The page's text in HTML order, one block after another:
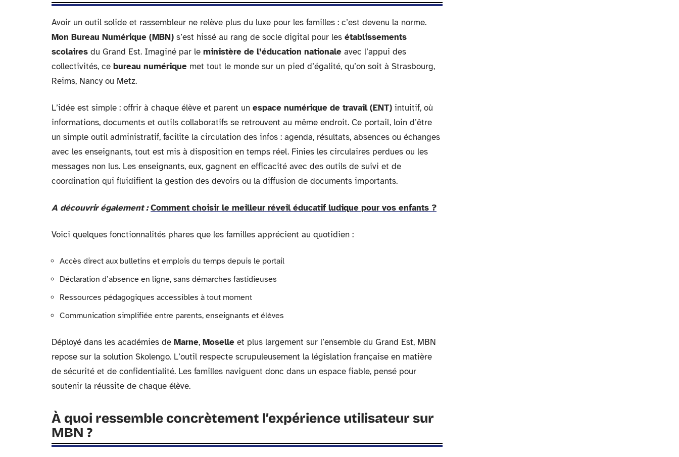
Avoir un outil solide et rassembleur ne relève plus du luxe pour les familles : c’est devenu la norme.
Mon Bureau Numérique (MBN) s’est hissé au rang de socle digital pour les établissements
scolaires du Grand Est. Imaginé par le ministère de l’éducation nationale avec l’appui des
collectivités, ce bureau numérique met tout le monde sur un pied d’égalité, qu’on soit à Strasbourg,
Reims, Nancy ou Metz.
L’idée est simple : offrir à chaque élève et parent un espace numérique de travail (ENT) intuitif, où
informations, documents et outils collaboratifs se retrouvent au même endroit. Ce portail, loin d’être
un simple outil administratif, facilite la circulation des infos : agenda, résultats, absences ou échanges
avec les enseignants, tout est mis à disposition en temps réel. Finies les circulaires perdues ou les
messages non lus. Les enseignants, eux, gagnent en efficacité avec des outils de suivi et de
coordination qui fluidifient la gestion des devoirs ou la diffusion de documents importants.
A découvrir également : Comment choisir le meilleur réveil éducatif ludique pour vos enfants ?
Voici quelques fonctionnalités phares que les familles apprécient au quotidien :
Accès direct aux bulletins et emplois du temps depuis le portail
Déclaration d’absence en ligne, sans démarches fastidieuses
Ressources pédagogiques accessibles à tout moment
Communication simplifiée entre parents, enseignants et élèves
Déployé dans les académies de Marne, Moselle et plus largement sur l’ensemble du Grand Est, MBN
repose sur la solution Skolengo. L’outil respecte scrupuleusement la législation française en matière
de sécurité et de confidentialité. Les familles naviguent donc dans un espace fiable, pensé pour
soutenir la réussite de chaque élève.
À quoi ressemble concrètement l’expérience utilisateur sur
MBN ?